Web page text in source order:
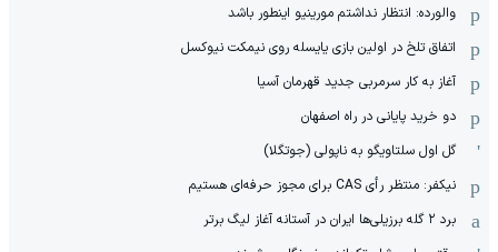
والورده: انتظار نداشتم مورینیو اینطور باشد
اتفاق تلخ در اولین بازی یایسله روی نیمکت نیوکسل
آغاز به کار سرمربی جدید قهرمان آسیا
دو خرید پایانی در راه اصفهان
گل اول سلتاویگو به ناپولی (جوتگلا)
نیکفر: منتظر رأی CAS برای مجوز حرفه‌ای هستیم
برد ۲ گله برزیلی‌ها ایران در آستانه آغاز لیگ برتر